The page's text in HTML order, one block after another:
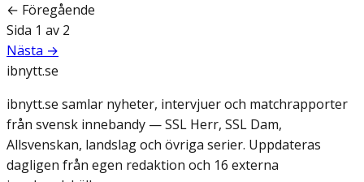
← Föregående
Sida 1 av 2
Nästa →
ibnytt.se
ibnytt.se samlar nyheter, intervjuer och matchrapporter
från svensk innebandy — SSL Herr, SSL Dam,
Allsvenskan, landslag och övriga serier. Uppdateras
dagligen från egen redaktion och 16 externa